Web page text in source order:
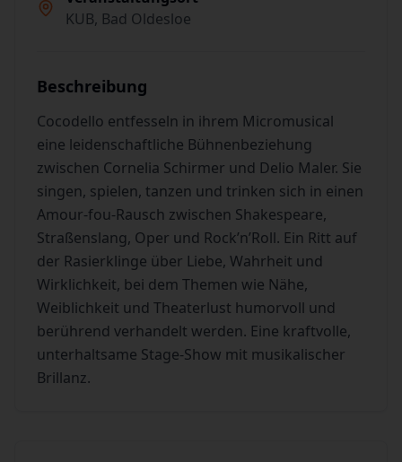
KUB, Bad Oldesloe
Beschreibung
Cocodello entfesseln in ihrem Micromusical
eine leidenschaftliche Bühnenbeziehung
zwischen Cornelia Schirmer und Delio Maler. Sie
singen, spielen, tanzen und trinken sich in einen
Amour-fou-Rausch zwischen Shakespeare,
Straßenslang, Oper und Rock’n’Roll. Ein Ritt auf
der Rasierklinge über Liebe, Wahrheit und
Wirklichkeit, bei dem Themen wie Nähe,
Weiblichkeit und Theaterlust humorvoll und
berührend verhandelt werden. Eine kraftvolle,
unterhaltsame Stage-Show mit musikalischer
Brillanz.